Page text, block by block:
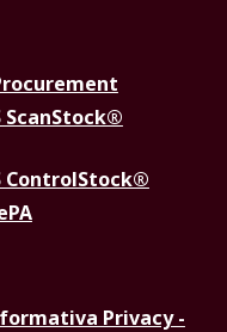
ScanStock®
ControlStock®
Privacy -